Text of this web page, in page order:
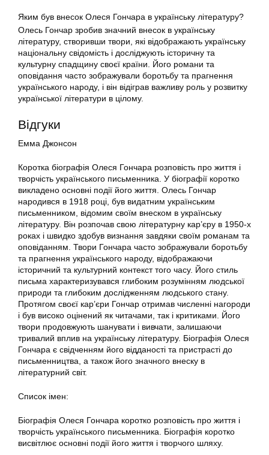
Яким був внесок Олеся Гончара в українську літературу?
Олесь Гончар зробив значний внесок в українську
літературу, створивши твори, які відображають українську
національну свідомість і досліджують історичну та
культурну спадщину своєї країни. Його романи та
оповідання часто зображували боротьбу та прагнення
українського народу, і він відіграв важливу роль у розвитку
української літератури в цілому.
Відгуки
Емма Джонсон
Коротка біографія Олеся Гончара розповість про життя і
творчість українського письменника. У біографії коротко
викладено основні події його життя. Олесь Гончар
народився в 1918 році, був видатним українським
письменником, відомим своїм внеском в українську
літературу. Він розпочав свою літературну кар’єру в 1950-х
роках і швидко здобув визнання завдяки своїм романам та
оповіданням. Твори Гончара часто зображували боротьбу
та прагнення українського народу, відображаючи
історичний та культурний контекст того часу. Його стиль
письма характеризувався глибоким розумінням людської
природи та глибоким дослідженням людського стану.
Протягом своєї кар’єри Гончар отримав численні нагороди
і був високо оцінений як читачами, так і критиками. Його
твори продовжують шанувати і вивчати, залишаючи
тривалий вплив на українську літературу. Біографія Олеся
Гончара є свідченням його відданості та пристрасті до
письменництва, а також його значного внеску в
літературний світ.
Список імен:
Біографія Олеся Гончара коротко розповість про життя і
творчість українського письменника. Біографія коротко
висвітлює основні події його життя і творчого шляху.